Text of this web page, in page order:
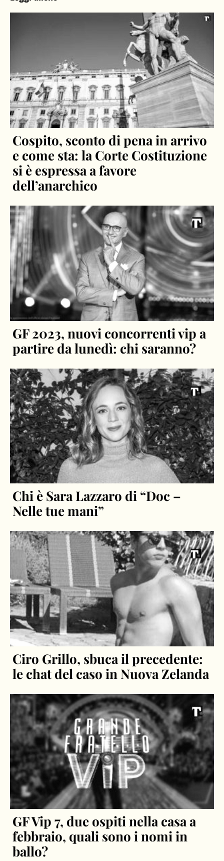
Cospito, sconto di pena in arrivo
e come sta: la Corte Costituzione
si è espressa a favore
dell’anarchico
GF 2023, nuovi concorrenti vip a
partire da lunedì: chi saranno?
Chi è Sara Lazzaro di “Doc –
Nelle tue mani”
Ciro Grillo, sbuca il precedente:
le chat del caso in Nuova Zelanda
GF Vip 7, due ospiti nella casa a
febbraio, quali sono i nomi in
ballo?